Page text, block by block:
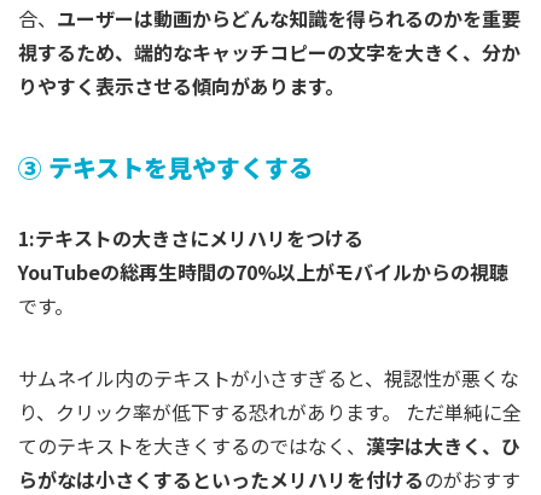
合、 ユーザーは動画からどんな知識を得られるのかを重要
視するため、端的なキャッチコピーの文字を大きく、分か
りやすく表示させる傾向があります。
③ テキストを見やすくする
1:テキストの大きさにメリハリをつける
YouTubeの総再生時間の70%以上がモバイルからの視聴
です。
サムネイル内のテキストが小さすぎると、視認性が悪くな
り、クリック率が低下する恐れがあります。 ただ単純に全
てのテキストを大きくするのではなく、 漢字は大きく、ひ
らがなは小さくするといったメリハリを付けるのがおすす